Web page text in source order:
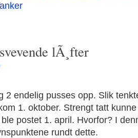
lÃ¸fter
2 endelig pusses opp. Slik
1. oktober. Strengt tatt
postet 1. april. Hvorfor? I
rundt dette.